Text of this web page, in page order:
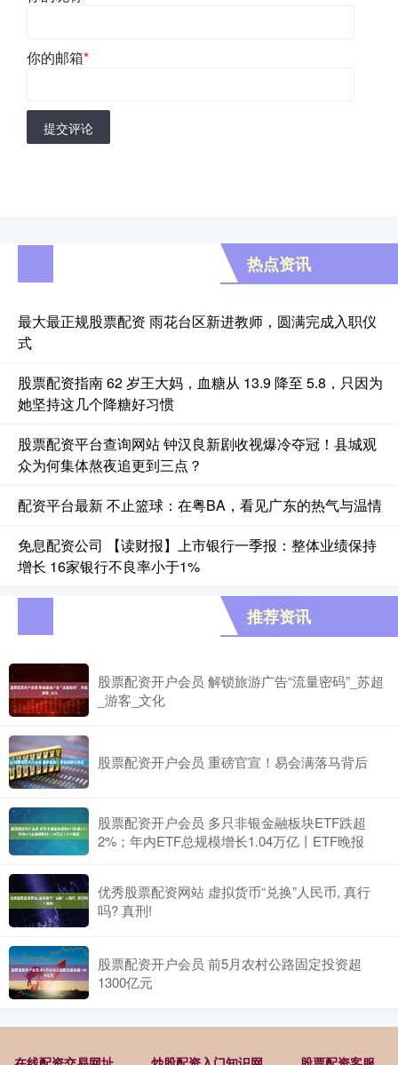
你的邮箱*
提交评论
热点资讯
最大最正规股票配资 雨花台区新进教师，圆满完成入职仪
式
股票配资指南 62 岁王大妈，血糖从 13.9 降至 5.8，只因为
她坚持这几个降糖好习惯
股票配资平台查询网站 钟汉良新剧收视爆冷夺冠！县城观
众为何集体熬夜追更到三点？
配资平台最新 不止篮球：在粤BA，看见广东的热气与温情
免息配资公司 【读财报】上市银行一季报：整体业绩保持
增长 16家银行不良率小于1%
推荐资讯
股票配资开户会员 解锁旅游广告“流量密码”_苏超
_游客_文化
股票配资开户会员 重磅官宣！易会满落马背后
股票配资开户会员 多只非银金融板块ETF跌超
2%；年内ETF总规模增长1.04万亿丨ETF晚报
优秀股票配资网站 虚拟货币“兑换”人民币, 真行
吗? 真刑!
股票配资开户会员 前5月农村公路固定投资超
1300亿元